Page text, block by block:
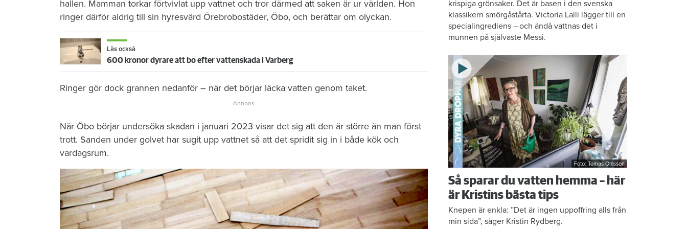
hallen. Mamman torkar förtvivlat upp vattnet och tror därmed att saken är ur världen. Hon
ringer därför aldrig till sin hyresvärd Örebrobostäder, Öbo, och berättar om olyckan.
Läs också
600 kronor dyrare att bo efter vattenskada i Varberg
Ringer gör dock grannen nedanför – när det börjar läcka vatten genom taket.
När Öbo börjar undersöka skadan i januari 2023 visar det sig att den är större än man först
trott. Sanden under golvet har sugit upp vattnet så att det spridit sig in i både kök och
vardagsrum.
krispiga grönsaker. Det är basen i den svenska
klassikern smörgåstårta. Victoria Lalli lägger till en
specialingrediens – och ändå vattnas det i
munnen på självaste Messi.
Foto: Tomas Ohlsson
Så sparar du vatten hemma – här
är Kristins bästa tips
Knepen är enkla: ”Det är ingen uppoffring alls från
min sida”, säger Kristin Rydberg.